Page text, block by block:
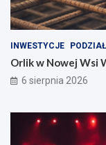
INWESTYCJE PODZIAŁ
Orlik w Nowej Wsi
6 sierpnia 2026